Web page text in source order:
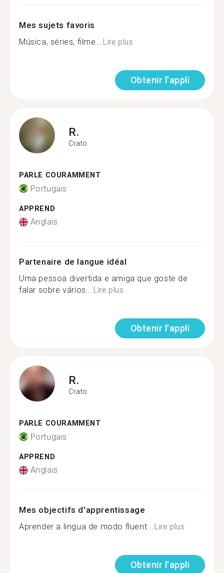
Mes sujets favoris
Música, séries, filme...Lire plus
Obtenir l'appli
R.
Crato
PARLE COURAMMENT
Portugais
APPREND
Anglais
Partenaire de langue idéal
Uma pessoa divertida e amiga que goste de
falar sobre vários...Lire plus
Obtenir l'appli
R.
Crato
PARLE COURAMMENT
Portugais
APPREND
Anglais
Mes objectifs d'apprentissage
Aprender a lingua de modo fluent...Lire plus
Obtenir l'appli